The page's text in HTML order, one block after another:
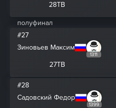
28ТВ
полуфинал
#27
Зиновьев Максим
1311
27ТВ
#28
Садовский Федор
1399